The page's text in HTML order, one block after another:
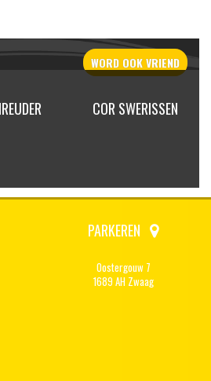
WORD OOKVRIEND
COR SWERISSEN
PARKEREN
Oostergouw 7
1689 AH Zwaag